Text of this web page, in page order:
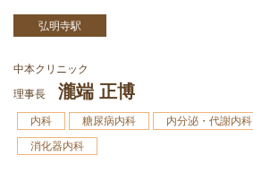
弘明寺駅
中本クリニック
理事長
瀧端 正博
内科 糖尿病内科 内分泌・代謝内科
消化器内科